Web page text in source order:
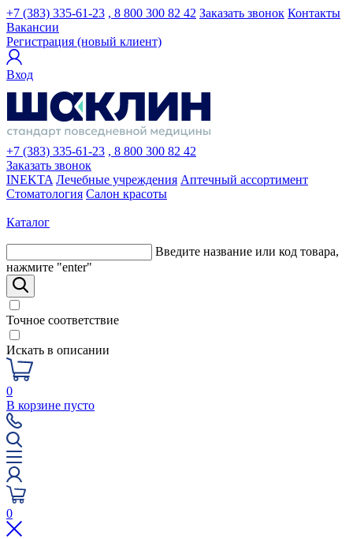
+7 (383) 335-61-23 , 8 800 300 82 42 Заказать звонок Контакты
Вакансии
Регистрация (новый клиент)
Вход
+7 (383) 335-61-23 , 8 800 300 82 42
Заказать звонок
INEKTA Лечебные учреждения Аптечный ассортимент
Стоматология Салон красоты
Каталог
Введите название или код товара,
нажмите "enter"
Точное соответствие
Искать в описании
0
В корзине пусто
0